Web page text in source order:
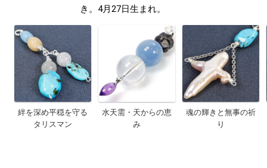
き。4月27日生まれ。
絆を深め平穏を守る
タリスマン
水天需・天からの恵
み
魂の輝きと無事の祈
り